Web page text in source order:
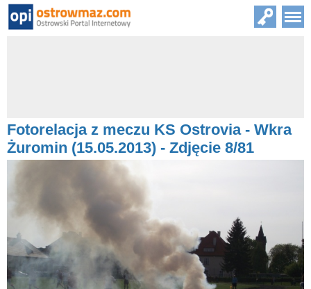
Fotorelacja z meczu KS Ostrovia - Wkra
Żuromin (15.05.2013) - Zdjęcie 8/81